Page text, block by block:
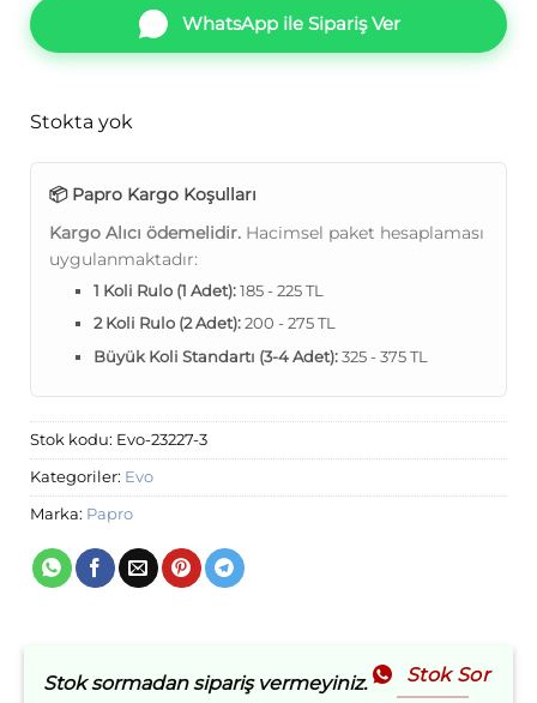
WhatsApp ile Sipariş Ver
Stokta yok
📦 Papro Kargo Koşulları
Kargo Alıcı ödemelidir. Hacimsel paket hesaplaması
uygulanmaktadır:
1 Koli Rulo (1 Adet):185 - 225 TL
2 Koli Rulo (2 Adet):200 - 275 TL
Büyük Koli Standartı (3-4 Adet):325 - 375 TL
Stok kodu: Evo-23227-3
Kategoriler: Evo
Marka: Papro
Stok sormadan sipariş vermeyiniz. Stok Sor